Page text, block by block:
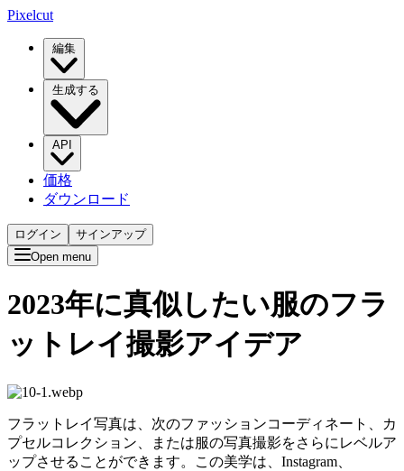
Pixelcut
編集
生成する
API
価格
ダウンロード
ログイン
サインアップ
Open menu
2023年に真似したい服のフラ
ットレイ撮影アイデア
フラットレイ写真は、次のファッションコーディネート、カ
プセルコレクション、または服の写真撮影をさらにレベルア
ップさせることができます。この美学は、Instagram、